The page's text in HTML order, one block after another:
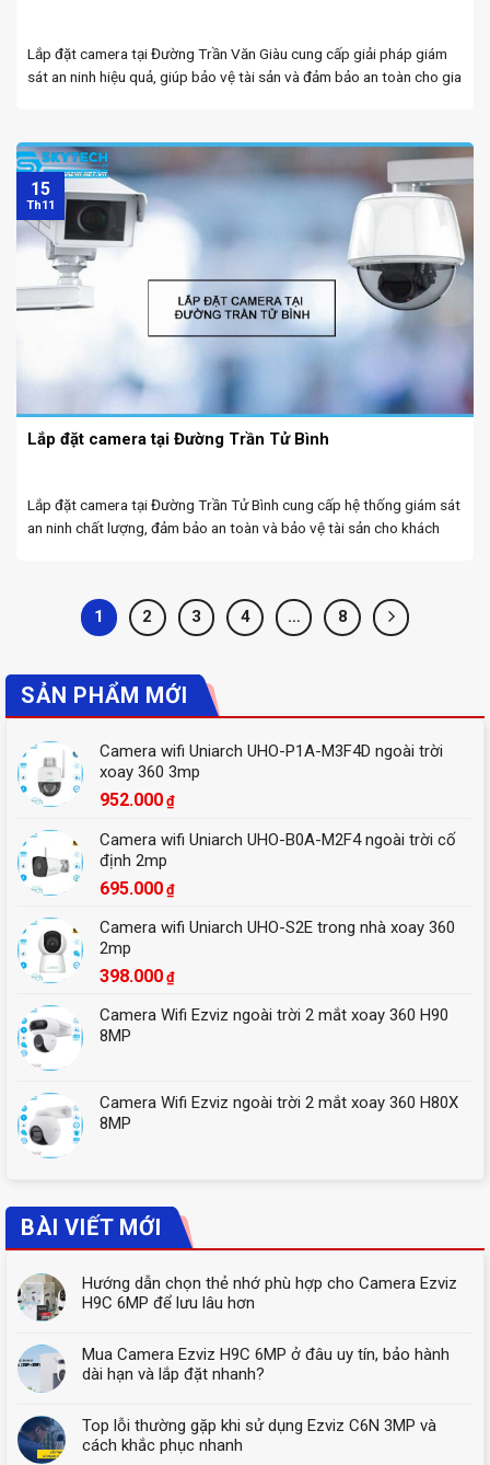
Lắp đặt camera tại Đường Trần Văn Giàu cung cấp giải pháp giám
sát an ninh hiệu quả, giúp bảo vệ tài sản và đảm bảo an toàn cho gia
Lắp đặt camera tại Đường Trần Tử Bình
Lắp đặt camera tại Đường Trần Tử Bình cung cấp hệ thống giám sát
an ninh chất lượng, đảm bảo an toàn và bảo vệ tài sản cho khách
15
Th11
1 2 3 4 … 8
SẢN PHẨM MỚI
Camera wifi Uniarch UHO-P1A-M3F4D ngoài trời
xoay 360 3mp
952.000 ₫
Camera wifi Uniarch UHO-B0A-M2F4 ngoài trời cố
định 2mp
695.000 ₫
Camera wifi Uniarch UHO-S2E trong nhà xoay 360
2mp
398.000 ₫
Camera Wifi Ezviz ngoài trời 2 mắt xoay 360 H90
8MP
Camera Wifi Ezviz ngoài trời 2 mắt xoay 360 H80X
8MP
BÀI VIẾT MỚI
Hướng dẫn chọn thẻ nhớ phù hợp cho Camera Ezviz
H9C 6MP để lưu lâu hơn
Mua Camera Ezviz H9C 6MP ở đâu uy tín, bảo hành
dài hạn và lắp đặt nhanh?
Top lỗi thường gặp khi sử dụng Ezviz C6N 3MP và
cách khắc phục nhanh